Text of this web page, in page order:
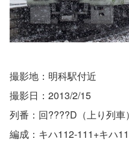
撮影地：明科駅付近
撮影日：2013/2/15
列番：回????D（上り列車）
編成：キハ112-111+キハ